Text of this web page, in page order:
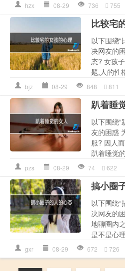
hzx 08-29 736 755
比较宅
以下围绕“
决网友的
态? 女孩
题,人的性
bjz 08-29 848 811
趴着睡
以下围绕“
友的困惑
服? 因人
趴着睡觉
pzs 08-29 74 622
搞小圈
以下围绕“
决网友的
地聊圈内
是不是心
gxr 08-29 672 726